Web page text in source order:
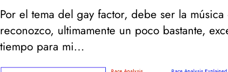
Por el tema del gay factor, debe ser la
reconozco, ultimamente un poco bastante,
tiempo para mi...